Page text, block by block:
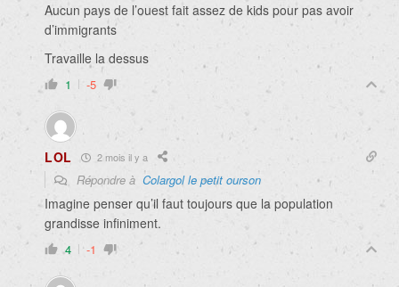
Aucun pays de l’ouest fait assez de kids pour pas avoir
d’immigrants
Travaille la dessus
1 -5
LOL 2 mois il y a
Répondre à Colargol le petit ourson
Imagine penser qu’il faut toujours que la population
grandisse infiniment.
4 -1